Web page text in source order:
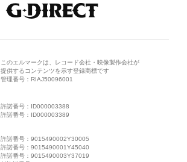
このエルマークは、レコード会社・映像製作会社が
提供するコンテンツを示す登録商標です
管理番号：RIAJ50096001
許諾番号：ID000003388
許諾番号：ID000003389
許諾番号：9015490002Y30005
許諾番号：9015490001Y45040
許諾番号：9015490003Y37019